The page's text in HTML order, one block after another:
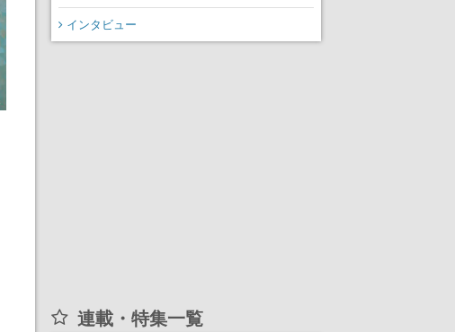
インタビュー
連載・特集一覧